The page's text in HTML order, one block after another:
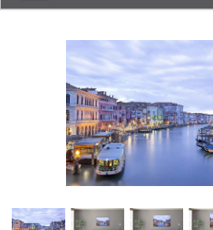
FOTOGRAFÍAS